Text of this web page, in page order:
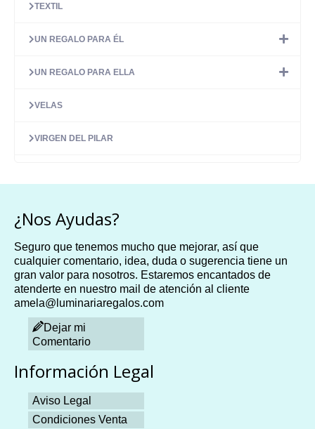
TEXTIL
UN REGALO PARA ÉL
UN REGALO PARA ELLA
VELAS
VIRGEN DEL PILAR
¿Nos Ayudas?
Seguro que tenemos mucho que mejorar, así que
cualquier comentario, idea, duda o sugerencia tiene un
gran valor para nosotros. Estaremos encantados de
atenderte en nuestro mail de atención al cliente
amela@luminariaregalos.com
Dejar mi
Comentario
Información Legal
Aviso Legal
Condiciones Venta